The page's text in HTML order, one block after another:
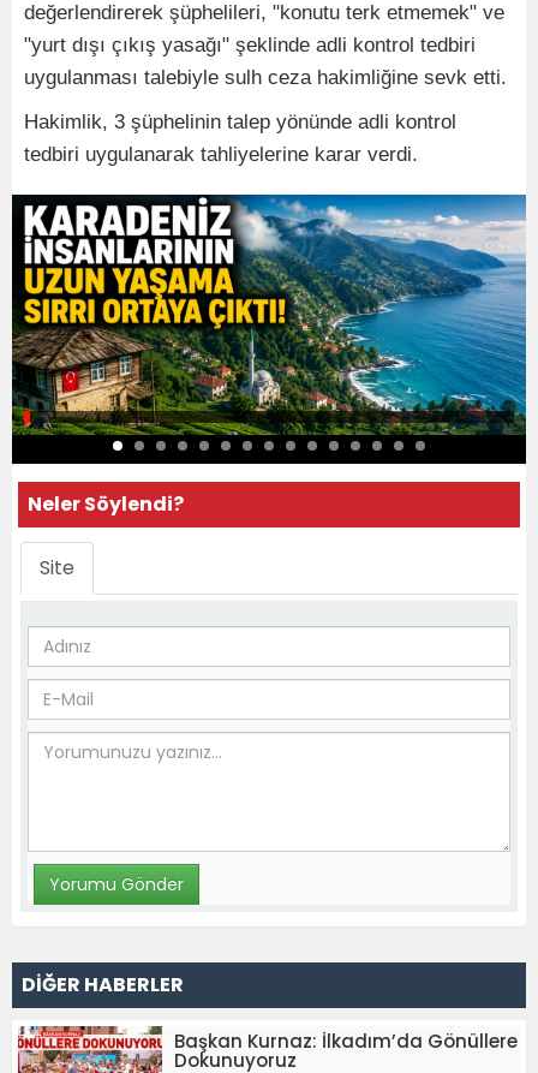
değerlendirerek şüphelileri, "konutu terk etmemek" ve
"yurt dışı çıkış yasağı" şeklinde adli kontrol tedbiri
uygulanması talebiyle sulh ceza hakimliğine sevk etti.
Hakimlik, 3 şüphelinin talep yönünde adli kontrol
tedbiri uygulanarak tahliyelerine karar verdi.
Neler Söylendi?
Site
DİĞER HABERLER
Başkan Kurnaz: İlkadım’da Gönüllere
Dokunuyoruz